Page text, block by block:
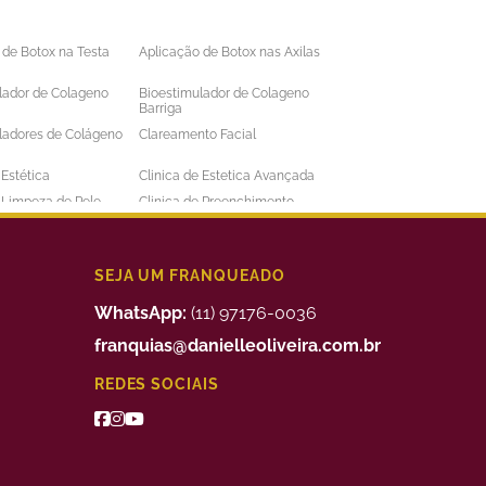
Botox na Testa
Aplicação de Botox nas Axilas
de Colageno
Bioestimulador de Colageno
Barriga
de Colágeno
Clareamento Facial
Clinica de Estetica Avançada
de Pele
Clinica de Preenchimento
Labial
Depilação a Laser Masculina
Preenchimento Facial Valor
Tratamento da Alopecia
de Bigode Chines
Tratamento de Celulite nas
SEJA UM FRANQUEADO
WhatsApp: (11) 97176-0036
franquias@danielleoliveira.com.br
REDES SOCIAIS